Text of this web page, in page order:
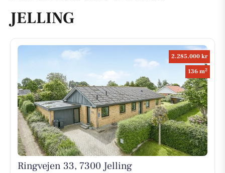
JELLING
2.285.000 kr
136 m2
Ringvejen 33, 7300 Jelling